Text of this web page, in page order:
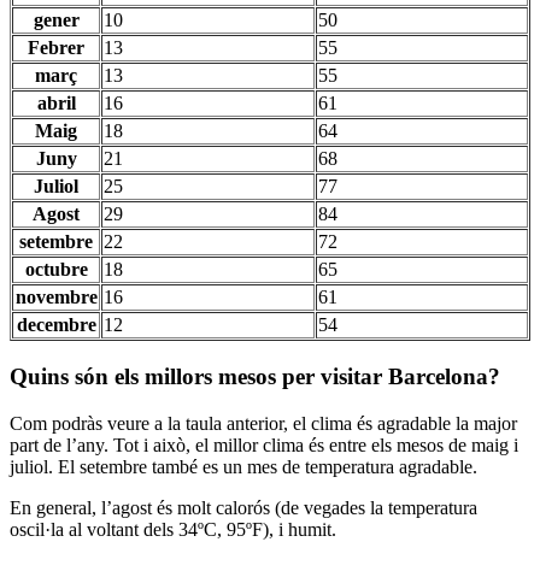
gener 10
50
Febrer
13
55
març
13
55
abril
16
61
Maig
18
64
Juny
21
68
Juliol
25
77
Agost
29
84
setembre 22
72
octubre
18
65
novembre 16
61
decembre 12 54
Quins són els millors mesos per visitar Barcelona?
Com podràs veure a la taula anterior, el clima és agradable la major
part de l’any. Tot i això, el millor clima és entre els mesos de maig i
juliol. El setembre també es un mes de temperatura agradable.
En general, l’agost és molt calorós (de vegades la temperatura
oscil·la al voltant dels 34ºC, 95ºF), i humit.